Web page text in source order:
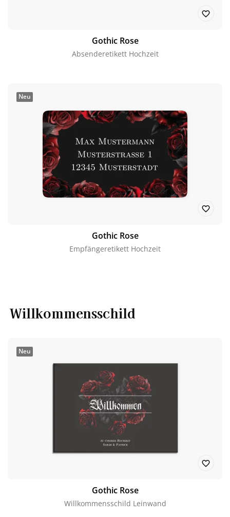
Gothic Rose
Absenderetikett Hochzeit
Neu
Gothic Rose
Empfängeretikett Hochzeit
Willkommensschild
Neu
Gothic Rose
Willkommensschild Leinwand